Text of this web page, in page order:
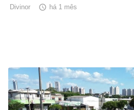
Divinor  há 1 mês